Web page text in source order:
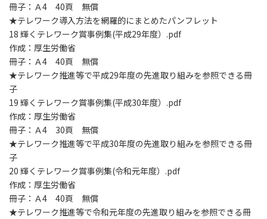
冊子：Ａ4 40頁 無償
★テレワーク導入方法を網羅的にまとめたパンフレット
18 輝くテレワーク賞事例集(平成29年度）.pdf
作成：厚生労働省
冊子：Ａ4 40頁 無償
★テレワーク推進等で平成29年度の先進取り組みを参照できる冊
子
19 輝くテレワーク賞事例集(平成30年度）.pdf
作成：厚生労働省
冊子：Ａ4 30頁 無償
★テレワーク推進等で平成30年度の先進取り組みを参照できる冊
子
20 輝くテレワーク賞事例集(令和元年度）.pdf
作成：厚生労働省
冊子：Ａ4 40頁 無償
★テレワーク推進等で令和元年度の先進取り組みを参照できる冊